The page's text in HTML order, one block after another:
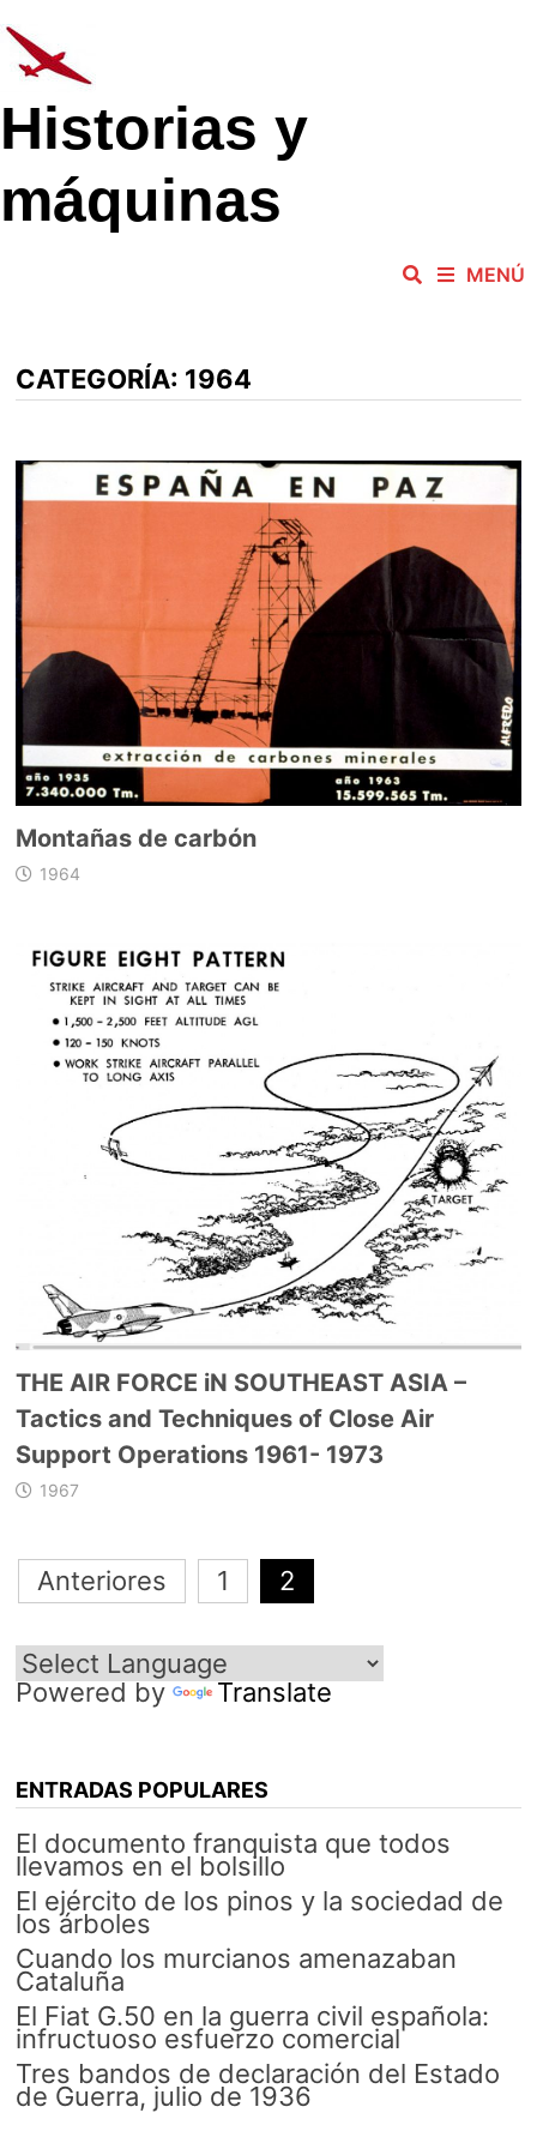
al
contenido
Historias y
máquinas
MENÚ
CATEGORÍA: 1964
Montañas de carbón
1964
THE AIR FORCE iN SOUTHEAST ASIA –
Tactics and Techniques of Close Air
Support Operations 1961- 1973
1967
Navegación
de
Anteriores 1 2
Powered by Translate
ENTRADAS POPULARES
El documento franquista que todos
llevamos en el bolsillo
El ejército de los pinos y la sociedad de
los árboles
Cuando los murcianos amenazaban
Cataluña
El Fiat G.50 en la guerra civil española:
infructuoso esfuerzo comercial
Tres bandos de declaración del Estado
de Guerra, julio de 1936